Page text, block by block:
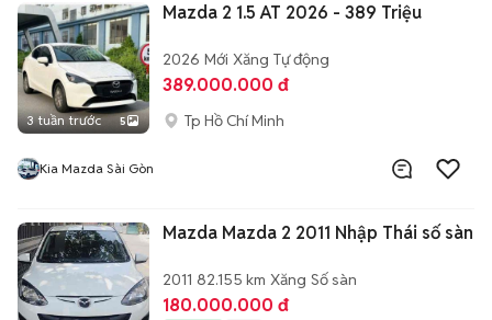
3 tuần trước 5
Mazda 2 1.5 AT 2026 - 389 Triệu
2026 Mới Xăng Tự động
389.000.000 đ
Tp Hồ Chí Minh
Kia Mazda Sài Gòn
Mazda Mazda 2 2011 Nhập Thái số sàn
2011 82.155 km Xăng Số sàn
180.000.000 đ